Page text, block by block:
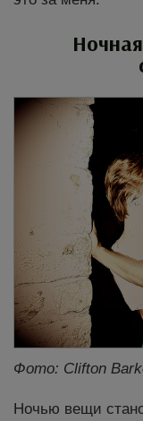
Фото: Clifton
Ночью вещи